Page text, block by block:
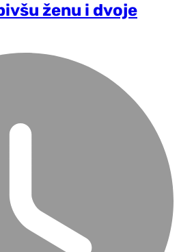
ženu i dvoje